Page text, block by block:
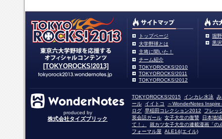
[TOKYOROCKS!2013]
トップページ
大学野球とは
主将に聞いた！
チーム紹介
TOKYOROCKS!2010
TOKYOROCKS!2011
TOKYOROCKS!2012
堀
黒
produced by
株式会社タイズブリック
TOKYOROCKS!2015 インカレ水泳
ール
イイトコ
～WonderNotes Inspire
ログ 早稲田コレクション2012
フレッ
英会話ガール 女子大生の復讐
日本地
て！」
就カツ女子大生の連載漫画「の
フォーマル屋
ALE14(エイル)